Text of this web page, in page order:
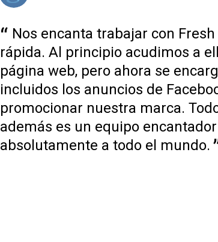
Nos encanta trabajar con
rápida. Al principio acudimos a
página web, pero ahora se
incluidos los anuncios de
promocionar nuestra marca.
además es un equipo
absolutamente a todo el mundo.